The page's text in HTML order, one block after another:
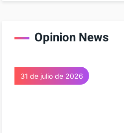
Opinion News
31 de julio de 2026